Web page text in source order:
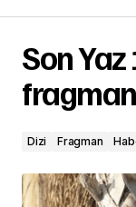
Son
Dizi Fragman